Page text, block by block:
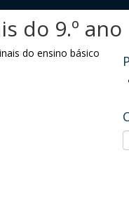
do 9.º ano
do ensino básico